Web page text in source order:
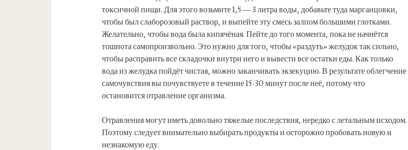
токсичной пищи. Для этого возьмите 1,5 — 3 литра воды, добавьте туда марганцовки,
чтобы был слаборозовый раствор, и выпейте эту смесь залпом большими глотками.
Желательно, чтобы вода была кипячёная. Пейте до того момента, пока не начнётся
тошнота самопроизвольно. Это нужно для того, чтобы «раздуть» желудок так сильно,
чтобы расправить все складочки внутри него и вывести все остатки еды. Как только
вода из желудка пойдёт чистая, можно заканчивать экзекуцию. В результате облегчение
самочувствия вы почувствуете в течение 15-30 минут после неё, потому что
остановится отравление организма.
Отравления могут иметь довольно тяжелые последствия, нередко с летальным исходом.
Поэтому следует внимательно выбирать продукты и осторожно пробовать новую и
незнакомую еду.